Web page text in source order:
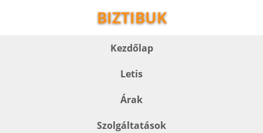
BIZTIBUK
Kezdőlap
Letis
Árak
Szolgáltatások